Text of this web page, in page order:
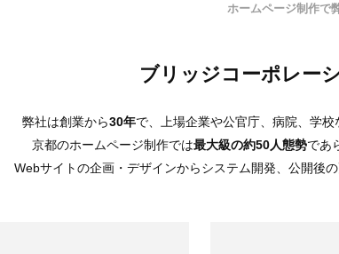
ホームページ制作で
ブリッジコーポレー
弊社は創業から30年で、上場企業や公官庁、病院、学校
京都のホームページ制作では最大級の約50人態勢であ
Webサイトの企画・デザインからシステム開発、公開後